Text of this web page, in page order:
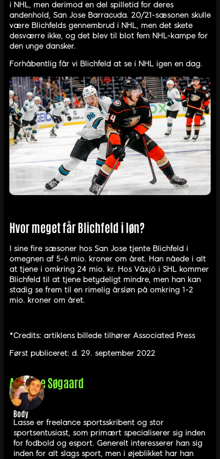
i NHL, men derimod en del spilletid for deres
andenhold, San Jose Barracuda. 20/21-sæsonen skulle
være Blichfelds gennembrud i NHL, men det skete
desværre ikke, og det blev til blot fem NHL-kampe for
den unge dansker.
Forhåbentlig får vi Blichfeld at se i NHL igen en dag.
Hvor meget får Blichfeld i løn?
I sine fire sæsoner hos San Jose tjente Blichfeld i
omegnen af 5-6 mio. kroner om året. Han nåede i alt
at tjene i omkring 24 mio. kr. Hos Växjö i SHL kommer
Blichfeld til at tjene betydeligt mindre, men han kan
stadig se frem til en rimelig årsløn på omkring 1-2
mio. kroner om året.
*Credits: artiklens billede tilhører Associated Press
Først publiceret: d. 29. september 2022
AfLasse Søgaard
Body
Lasse er freelance sportsskribent og stor
sportsentusiast, som primært specialiserer sig inden
for fodbold og esport. Generelt interesserer han sig
inden for alt slags sport, men i øjeblikket har han